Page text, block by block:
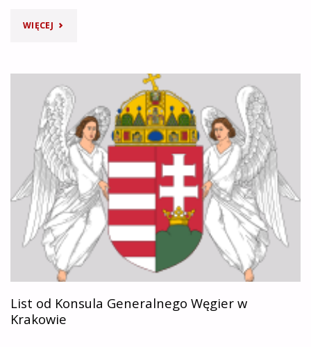
WIĘCEJ"BÁTHORY
ROKIEM
STEFANA
BATOREGO"
List od Konsula Generalnego Węgier w
Krakowie